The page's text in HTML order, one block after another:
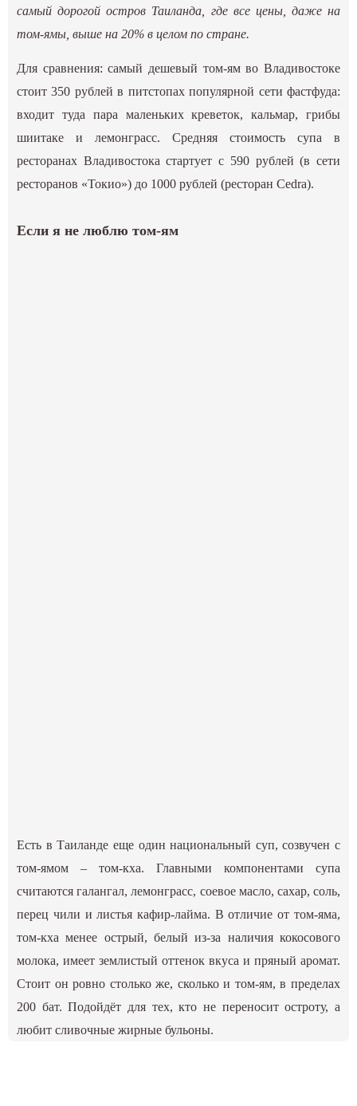
самый дорогой остров Таиланда, где все цены, даже на
том-ямы, выше на 20% в целом по стране.
Для сравнения: самый дешевый том-ям во Владивостоке
стоит 350 рублей в питстопах популярной сети фастфуда:
входит туда пара маленьких креветок, кальмар, грибы
шиитаке и лемонграсс. Средняя стоимость супа в
ресторанах Владивостока стартует с 590 рублей (в сети
ресторанов «Токио») до 1000 рублей (ресторан Cedra).
Если я не люблю том-ям
Есть в Таиланде еще один национальный суп, созвучен с
том-ямом – том-кха. Главными компонентами супа
считаются галангал, лемонграсс, соевое масло, сахар, соль,
перец чили и листья кафир-лайма. В отличие от том-яма,
том-кха менее острый, белый из-за наличия кокосового
молока, имеет землистый оттенок вкуса и пряный аромат.
Стоит он ровно столько же, сколько и том-ям, в пределах
200 бат. Подойдёт для тех, кто не переносит остроту, а
любит сливочные жирные бульоны.